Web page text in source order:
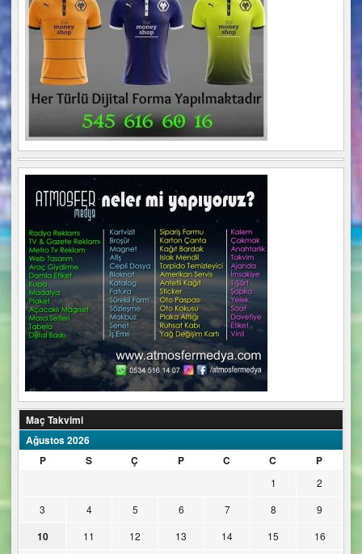
Maç Takvimi
Ağustos 2026
P
S Ç P C C P
1
2
3
4 5 6 7 8 9
10 11 12 13 14 15
16